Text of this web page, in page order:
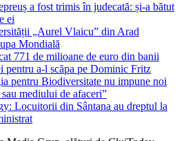
a fost trimis în judecată: și-a bătut
ei
„Aurel Vlaicu” din Arad
Mondială
771 de milioane de euro din banii
pentru a-l scăpa pe Dominic Fritz
pentru Biodiversitate nu impune noi
mediului de afaceri”
Locuitorii din Sântana au dreptul la